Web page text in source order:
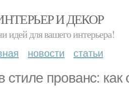
И ДЕКОР
идей для вашего интерьера!
новости статьи
стиле прованс: